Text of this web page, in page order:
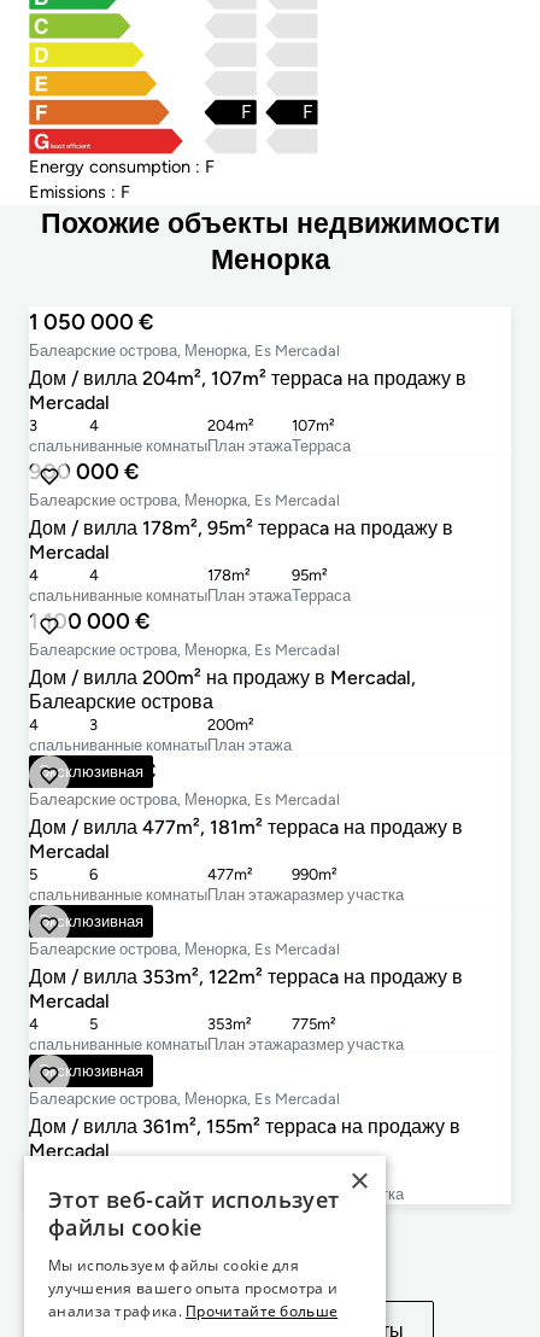
least efficient
F
F
Energy consumption : F
Emissions : F
Похожие объекты недвижимости
Менорка
1 050 000 €
Балеарские острова, Менорка, Es Mercadal
Дом / вилла 204m², 107m² террасa на продажу в
Mercadal
cпальни
3
ванные комнаты
4
План этажа
204m²
Терраса
107m²
900 000 €
Балеарские острова, Менорка, Es Mercadal
Дом / вилла 178m², 95m² террасa на продажу в
Mercadal
cпальни
4
ванные комнаты
4
План этажа
178m²
Терраса
95m²
1 100 000 €
Балеарские острова, Менорка, Es Mercadal
Дом / вилла 200m² на продажу в Mercadal,
Балеарские острова
cпальни
4
ванные комнаты
3
План этажа
200m²
Эксклюзивная
3 600 000 €
Балеарские острова, Менорка, Es Mercadal
Дом / вилла 477m², 181m² террасa на продажу в
Mercadal
cпальни
5
ванные комнаты
6
План этажа
477m²
размер участка
990m²
Эксклюзивная
2 495 000 €
Балеарские острова, Менорка, Es Mercadal
Дом / вилла 353m², 122m² террасa на продажу в
Mercadal
cпальни
4
ванные комнаты
5
План этажа
353m²
размер участка
775m²
Эксклюзивная
2 655 000 €
Балеарские острова, Менорка, Es Mercadal
Дом / вилла 361m², 155m² террасa на продажу в
Mercadal
cпальниванные комнаты План этажа размер участка
Не нашли то, что искали?
Посмотреть похожие объекты
×
Этот веб-сайт использует
файлы cookie
Мы используем файлы cookie для
улучшения вашего опыта просмотра и
анализа трафика. Прочитайте больше